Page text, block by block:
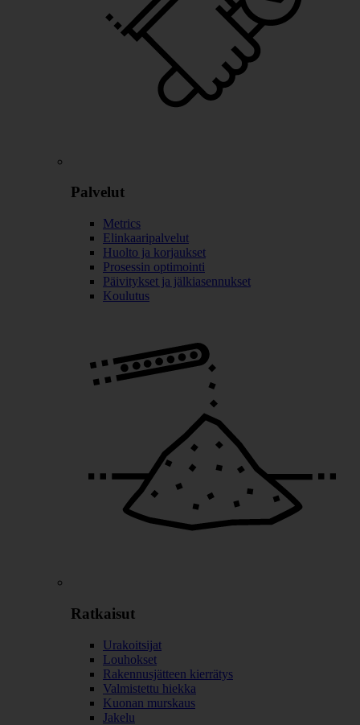
Palvelut
Metrics
Elinkaaripalvelut
Huolto ja korjaukset
Prosessin optimointi
Päivitykset ja jälkiasennukset
Koulutus
Ratkaisut
Urakoitsijat
Louhokset
Rakennusjätteen kierrätys
Valmistettu hiekka
Kuonan murskaus
Jakelu